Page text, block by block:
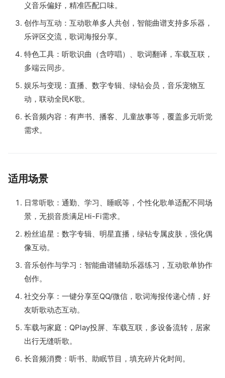
义音乐偏好，精准匹配口味。
创作与互动：互动歌单多人共创，智能曲谱支持多乐器，
乐评区交流，歌词海报分享。
特色工具：听歌识曲（含哼唱）、歌词翻译，车载互联，
多端云同步。
娱乐与变现：直播、数字专辑、绿钻会员，音乐宠物互
动，联动全民K歌。
长音频内容：有声书、播客、儿童故事等，覆盖多元听觉
需求。
适用场景
日常听歌：通勤、学习、睡眠等，个性化歌单适配不同场
景，无损音质满足Hi-Fi需求。
粉丝追星：数字专辑、明星直播，绿钻专属皮肤，强化偶
像互动。
音乐创作与学习：智能曲谱辅助乐器练习，互动歌单协作
创作。
社交分享：一键分享至QQ/微信，歌词海报传递心情，好
友听歌动态互动。
车载与家庭：QPlay投屏、车载互联，多设备流转，居家
出行无缝听歌。
长音频消费：听书、助眠节目，填充碎片化时间。